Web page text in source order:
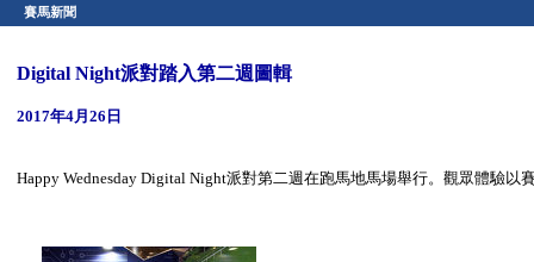
賽馬新聞
Digital Night派對踏入第二週圖輯
2017年4月26日
Happy Wednesday Digital Night派對第二週在跑馬地馬場舉行。觀眾體驗